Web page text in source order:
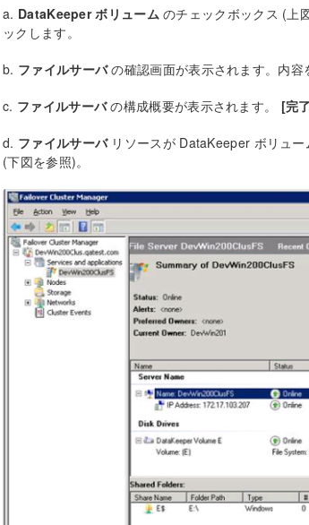
a. DataKeeper ボリュームのチェックボックス (上
ックします。
b. ファイルサーバの確認画面が表示されます。内容
c. ファイルサーバの構成概要が表示されます。 [完
d. ファイルサーバリソースが DataKeeper ボリュー
(下図を参照)。